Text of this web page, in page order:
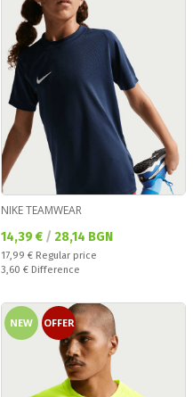
NIKE TEAMWEAR
Текуща цена:
14,39 € / 28,14 BGN
Regular price:
17,99 € Regular price
Спестявате:
3,60 € Difference
NEW OFFER